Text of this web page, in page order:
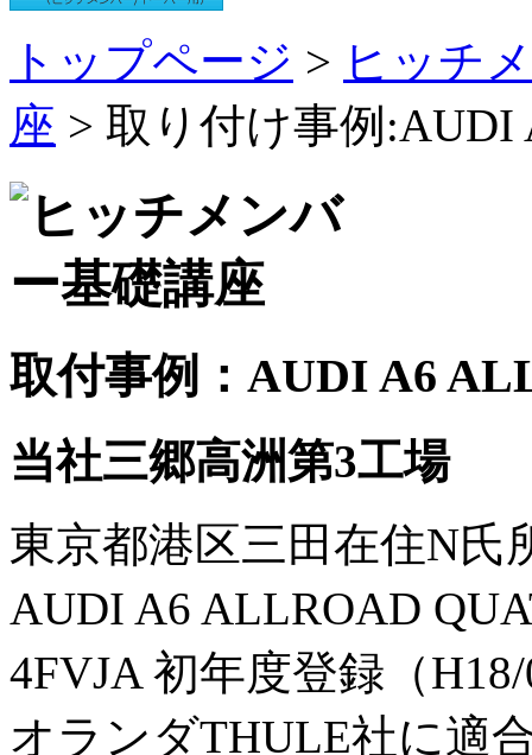
トップページ > ヒッチ
座 > 取り付け事例:AUDI
取付事例：AUDI A6
当社三郷高洲第3工場
東京都港区三田在住N氏
AUDI A6 ALLROAD
4FVJA 初年度登録（
オランダTHULE社に適